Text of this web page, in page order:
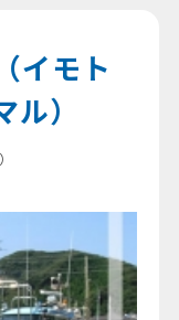
イモト
）